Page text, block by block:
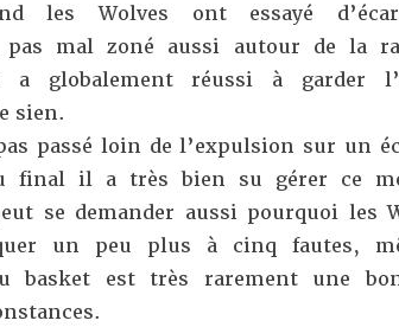
les Wolves ont essayé
pas mal zoné aussi autour de la
globalement réussi à garder
sien.
passé loin de l’expulsion sur un
final il a très bien su gérer ce
se demander aussi pourquoi les
un peu plus à cinq fautes,
basket est très rarement une